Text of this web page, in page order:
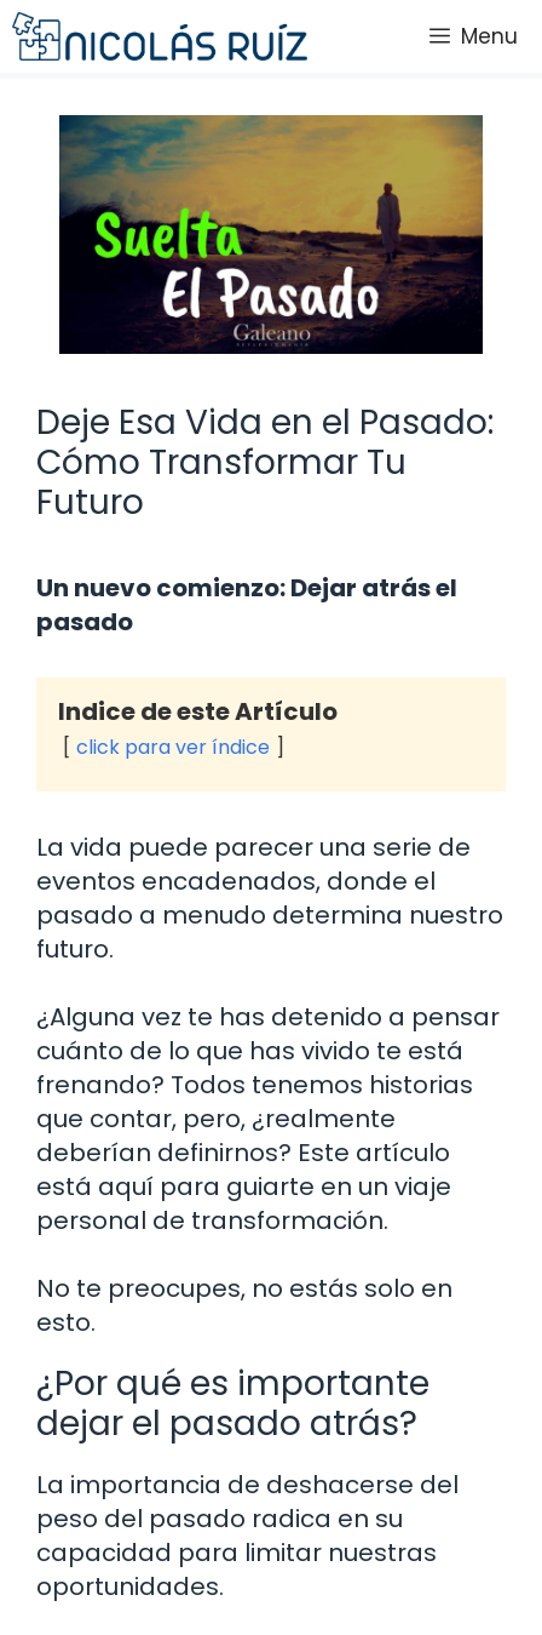
Saltar
al
Menu
Deje Esa Vida en el Pasado:
Cómo Transformar Tu
Futuro
Un nuevo comienzo: Dejar atrás el
pasado
Indice de este Artículo
click para ver índice
La vida puede parecer una serie de
eventos encadenados, donde el
pasado a menudo determina nuestro
futuro.
¿Alguna vez te has detenido a pensar
cuánto de lo que has vivido te está
frenando? Todos tenemos historias
que contar, pero, ¿realmente
deberían definirnos? Este artículo
está aquí para guiarte en un viaje
personal de transformación.
No te preocupes, no estás solo en
esto.
¿Por qué es importante
dejar el pasado atrás?
La importancia de deshacerse del
peso del pasado radica en su
capacidad para limitar nuestras
oportunidades.